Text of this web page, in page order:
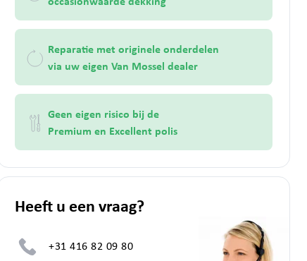
Reparatie met originele onderdelen
via uw eigen Van Mossel dealer
Geen eigen risico bij de
Premium en Excellent polis
Heeft u een vraag?
+31 416 82 09 80